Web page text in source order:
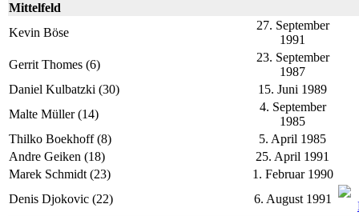
Mittelfeld
Kevin Böse
27. September
1991
Gerrit Thomes (6)
23. September
1987
Daniel Kulbatzki (30)
15. Juni 1989
Malte Müller (14)
4. September
1985
Thilko Boekhoff (8)
5. April 1985
Andre Geiken (18)
25. April 1991
Marek Schmidt (23)
1. Februar 1990
Denis Djokovic (22)
6. August 1991